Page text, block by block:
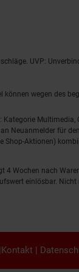
UVP:
wegen des
für
Shop-Aktionen)
Wochen nach
einlösbar.
Kontakt |